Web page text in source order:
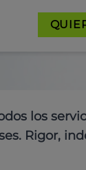
los
Rigor,